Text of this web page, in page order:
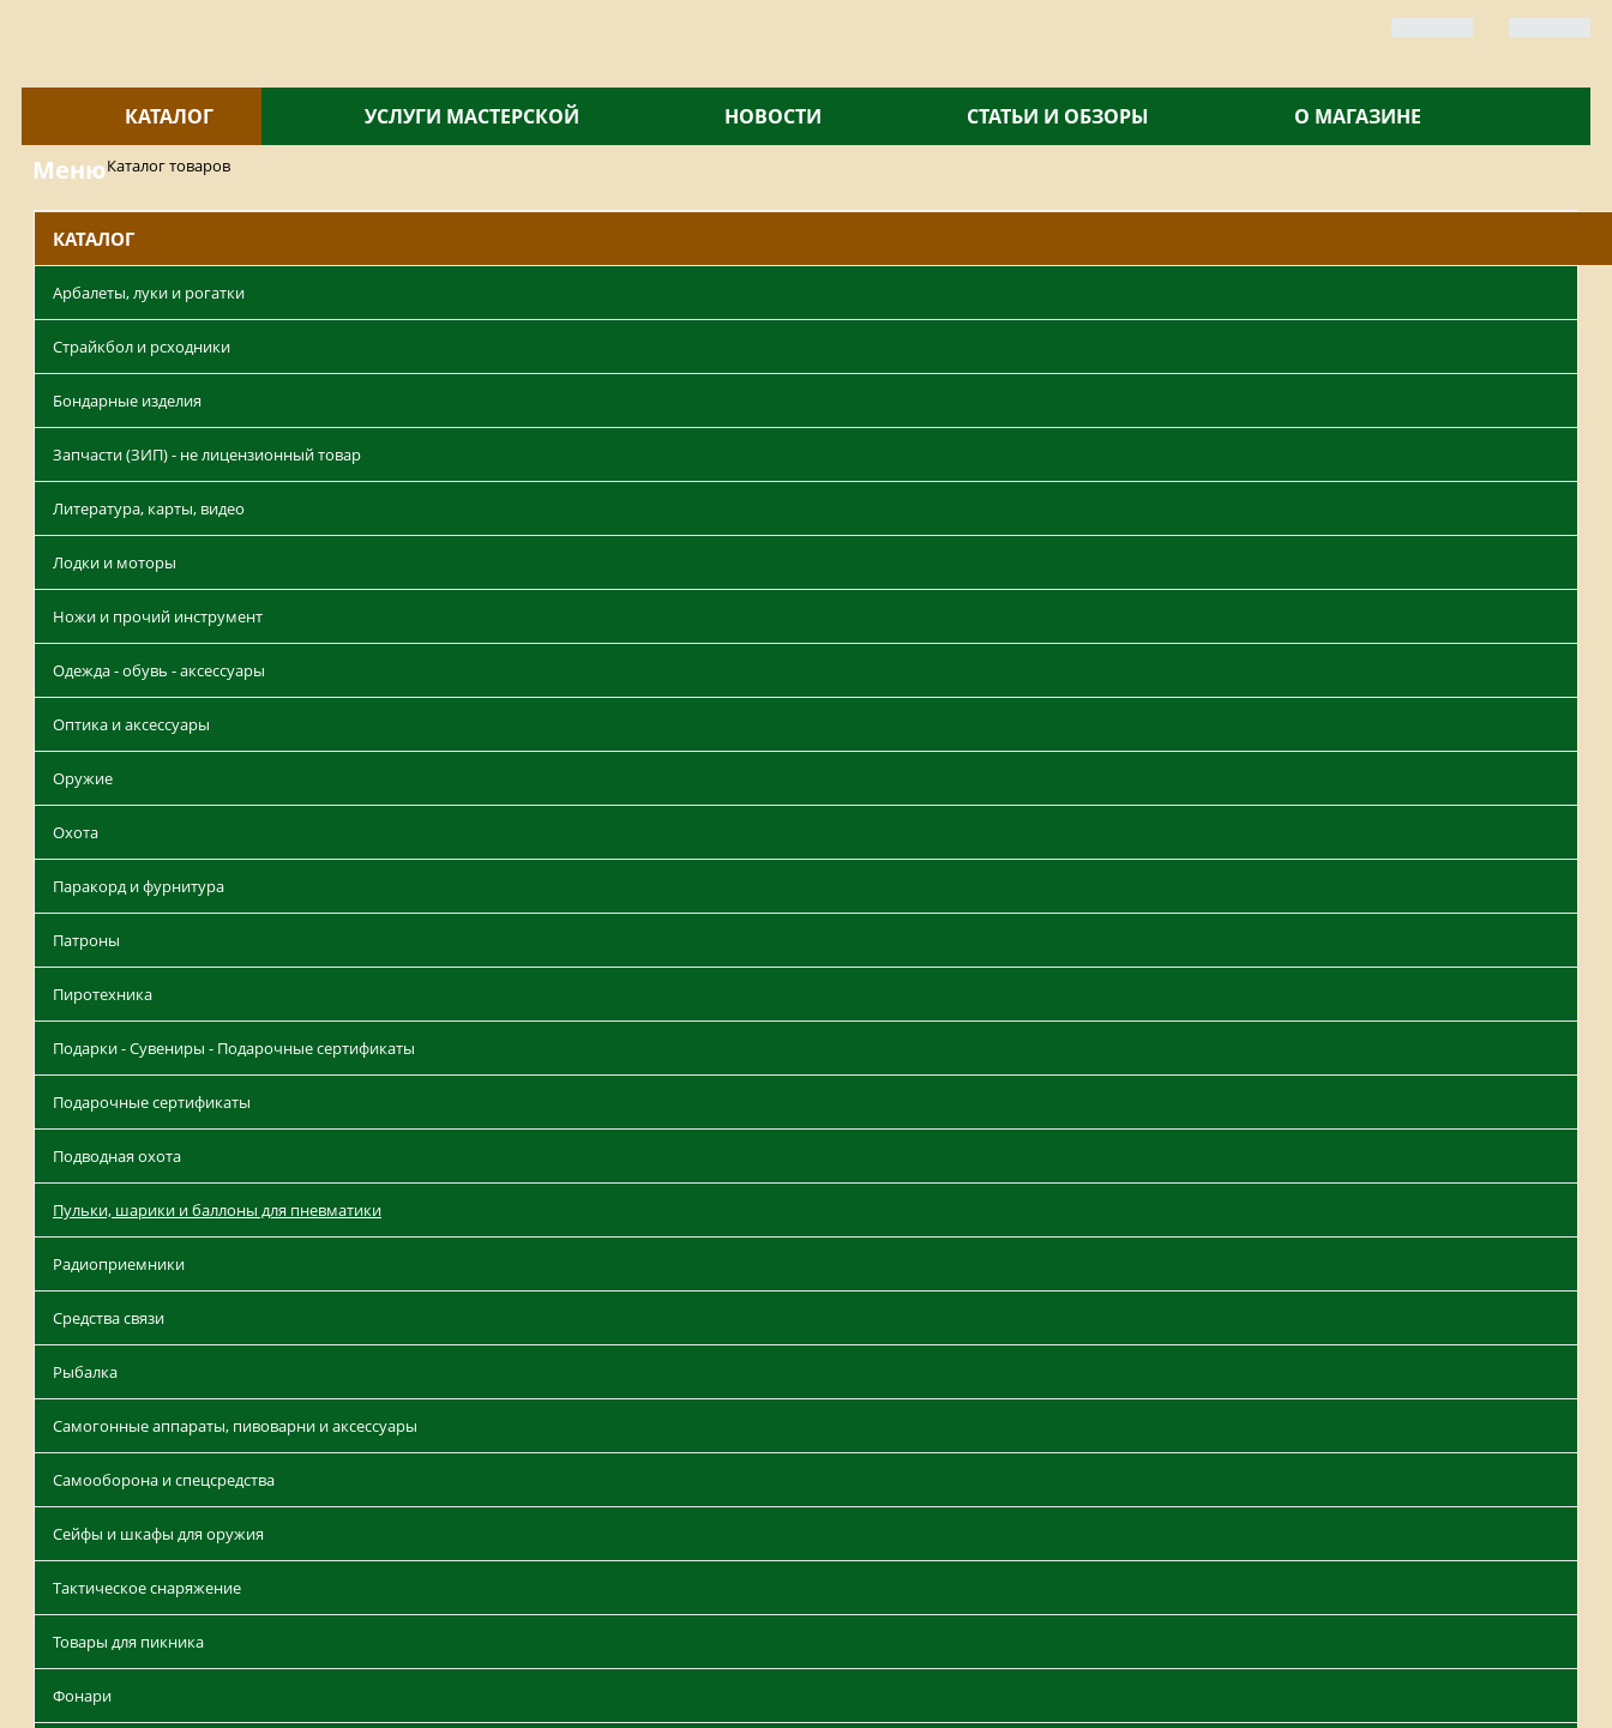
КАТАЛОГ УСЛУГИ МАСТЕРСКОЙ НОВОСТИ СТАТЬИ И ОБЗОРЫ О МАГАЗИНЕ
МенюКаталог товаров
КАТАЛОГ
Арбалеты, луки и рогатки
Страйкбол и рсходники
Бондарные изделия
Запчасти (ЗИП) - не лицензионный товар
Литература, карты, видео
Лодки и моторы
Ножи и прочий инструмент
Одежда - обувь - аксессуары
Оптика и аксессуары
Оружие
Охота
Паракорд и фурнитура
Патроны
Пиротехника
Подарки - Сувениры - Подарочные сертификаты
Подарочные сертификаты
Подводная охота
Пульки, шарики и баллоны для пневматики
Радиоприемники
Средства связи
Рыбалка
Самогонные аппараты, пивоварни и аксессуары
Самооборона и спецсредства
Сейфы и шкафы для оружия
Тактическое снаряжение
Товары для пикника
Фонари